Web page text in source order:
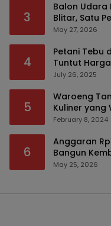
3
Balon Udara
Blitar, Satu
Serius
May 27, 2026
4
Petani Tebu
Tuntut
July 26, 2025
5
Waroeng
Kuliner yang
February 8, 2024
6
Anggaran
Bangun
Bencana
May 25, 2026